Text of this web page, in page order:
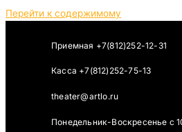
Перейти к содержимому
Приемная +7(812)252-12-31
Касса +7(812)252-75-13
theater@artlo.ru
Понедельник-Воскресенье c